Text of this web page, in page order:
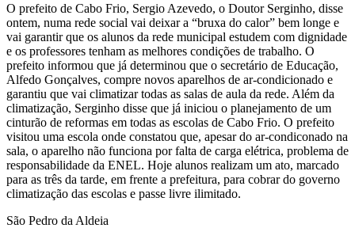
O prefeito de Cabo Frio, Sergio Azevedo, o Doutor Serginho, disse
ontem, numa rede social vai deixar a “bruxa do calor” bem longe e
vai garantir que os alunos da rede municipal estudem com dignidade
e os professores tenham as melhores condições de trabalho. O
prefeito informou que já determinou que o secretário de Educação,
Alfedo Gonçalves, compre novos aparelhos de ar-condicionado e
garantiu que vai climatizar todas as salas de aula da rede. Além da
climatização, Serginho disse que já iniciou o planejamento de um
cinturão de reformas em todas as escolas de Cabo Frio. O prefeito
visitou uma escola onde constatou que, apesar do ar-condiconado na
sala, o aparelho não funciona por falta de carga elétrica, problema de
responsabilidade da ENEL. Hoje alunos realizam um ato, marcado
para as três da tarde, em frente a prefeitura, para cobrar do governo
climatização das escolas e passe livre ilimitado.
São Pedro da Aldeia